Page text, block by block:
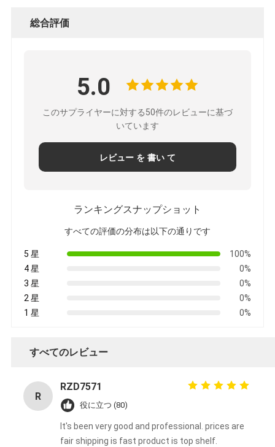
総合評価
5.0
このサプライヤーに対する50件のレビューに基づ
いています
レビュー を 書い て
ランキングスナップショット
すべての評価の分布は以下の通りです
5 星
100%
4 星
0%
3 星
0%
2 星
0%
1 星
0%
すべてのレビュー
R
RZD7571
役に立つ (80)
It's been very good and professional. prices are
fair shipping is fast product is top shelf.